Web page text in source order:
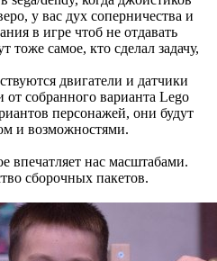
у вас дух соперничества и
в игре чтоб не отдавать
самое, кто сделал задачу,
двигатели и датчики
собранного варианта Lego
персонажей, они будут
и возможностями.
впечатляет нас масштабами.
сборочных пакетов.